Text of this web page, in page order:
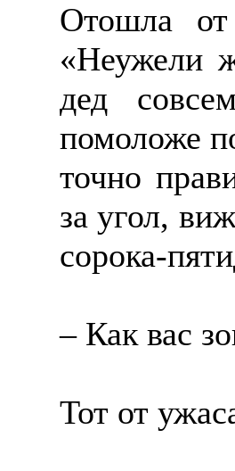
Отошла
«Неужели
дед
помоложе
точно
за угол,
сорока-
– Как вас
Тот от